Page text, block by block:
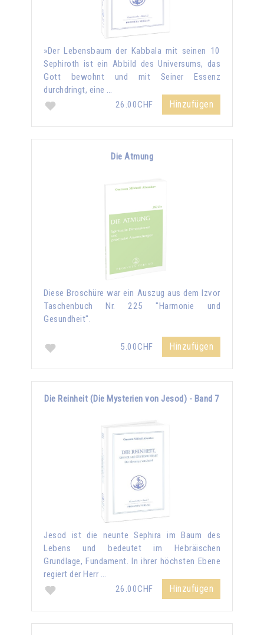
»Der Lebensbaum der Kabbala mit seinen 10
Sephiroth ist ein Abbild des Universums, das
Gott bewohnt und mit Seiner Essenz
durchdringt, eine …
26.00CHF
Hinzufügen
Die Atmung
Diese Broschüre war ein Auszug aus dem Izvor
Taschenbuch Nr. 225 "Harmonie und
Gesundheit".
5.00CHF Hinzufügen
Die Reinheit (Die Mysterien von Jesod) - Band 7
Jesod ist die neunte Sephira im Baum des
Lebens und bedeutet im Hebräischen
Grundlage, Fundament. In ihrer höchsten Ebene
regiert der Herr …
26.00CHF
Hinzufügen